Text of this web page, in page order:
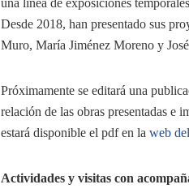
Desde 2018, han presentado sus
Muro, María Jiménez Moreno y
Próximamente se editará una
relación de las obras presentadas e
estará disponible el pdf en laweb
Actividades y visitas con